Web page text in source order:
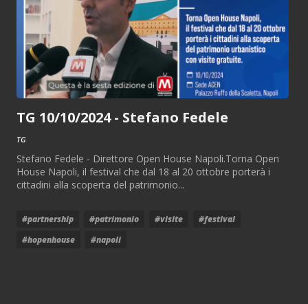
TG 10/10/2024 - Stefano Fedele
TG
Stefano Fedele - Direttore Open House Napoli.Torna Open
House Napoli, il festival che dal 18 al 20 ottobre porterà i
cittadini alla scoperta del patrimonio...
#partnership #patrimonio #visite
#festival
#hopenhouse
#napoli